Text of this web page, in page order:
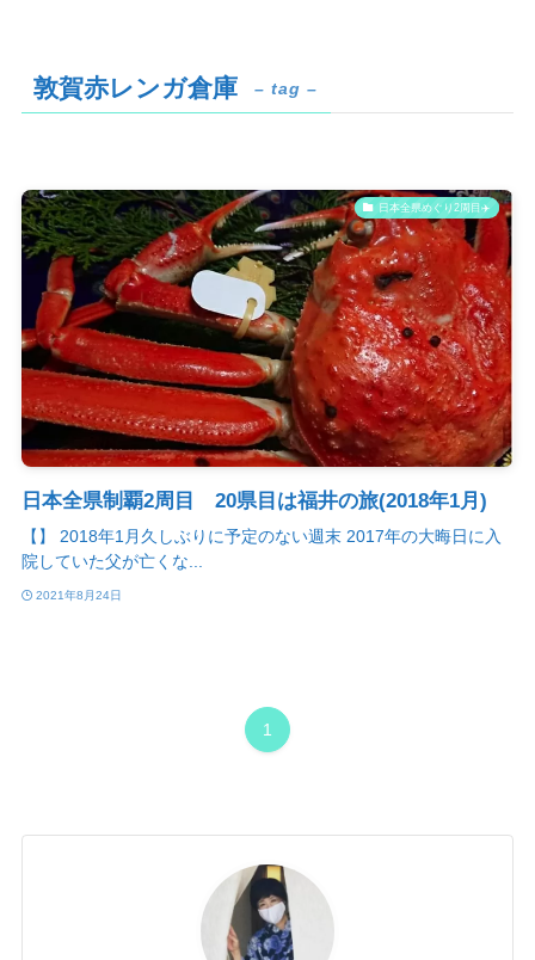
敦賀赤レンガ倉庫 – tag –
日本全県めぐり2周目✈️
日本全県制覇2周目 20県目は福井の旅(2018年1月)
【】 2018年1月久しぶりに予定のない週末 2017年の大晦日に入
院していた父が亡くな...
2021年8月24日
1